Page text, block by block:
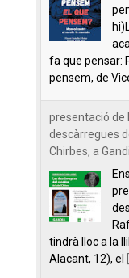
fa que pensar:
pensem, de
presentació de
descàrregues
Chirbes, a
tindrà lloc a la
Alacant, 12), el